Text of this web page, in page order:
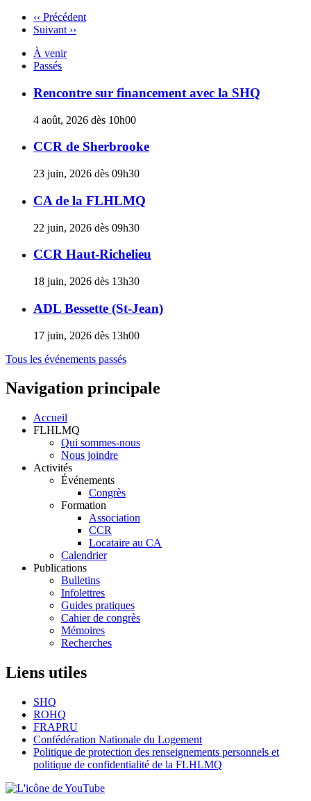
‹‹ Précédent
Suivant ››
À venir
Passés
Rencontre sur financement avec la SHQ
4 août, 2026 dès 10h00
CCR de Sherbrooke
23 juin, 2026 dès 09h30
CA de la FLHLMQ
22 juin, 2026 dès 09h30
CCR Haut-Richelieu
18 juin, 2026 dès 13h30
ADL Bessette (St-Jean)
17 juin, 2026 dès 13h00
Tous les événements passés
Navigation principale
Accueil
FLHLMQ
Qui sommes-nous
Nous joindre
Activités
Événements
Congrès
Formation
Association
CCR
Locataire au CA
Calendrier
Publications
Bulletins
Infolettres
Guides pratiques
Cahier de congrès
Mémoires
Recherches
Liens utiles
SHQ
ROHQ
FRAPRU
Confédération Nationale du Logement
Politique de protection des renseignements personnels et
politique de confidentialité de la FLHLMQ